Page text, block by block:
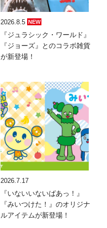
2026.8.5 NEW
『ジュラシック・ワールド』
『ジョーズ』とのコラボ雑貨
が新登場！
2026.7.17
『いないいないばあっ！』
『みいつけた！』のオリジナ
ルアイテムが新登場！